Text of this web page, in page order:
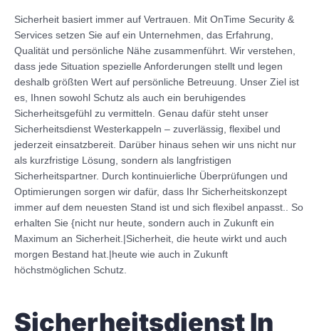
Sicherheit basiert immer auf Vertrauen. Mit OnTime Security &
Services setzen Sie auf ein Unternehmen, das Erfahrung,
Qualität und persönliche Nähe zusammenführt. Wir verstehen,
dass jede Situation spezielle Anforderungen stellt und legen
deshalb größten Wert auf persönliche Betreuung. Unser Ziel ist
es, Ihnen sowohl Schutz als auch ein beruhigendes
Sicherheitsgefühl zu vermitteln. Genau dafür steht unser
Sicherheitsdienst Westerkappeln – zuverlässig, flexibel und
jederzeit einsatzbereit. Darüber hinaus sehen wir uns nicht nur
als kurzfristige Lösung, sondern als langfristigen
Sicherheitspartner. Durch kontinuierliche Überprüfungen und
Optimierungen sorgen wir dafür, dass Ihr Sicherheitskonzept
immer auf dem neuesten Stand ist und sich flexibel anpasst.. So
erhalten Sie {nicht nur heute, sondern auch in Zukunft ein
Maximum an Sicherheit.|Sicherheit, die heute wirkt und auch
morgen Bestand hat.|heute wie auch in Zukunft
höchstmöglichen Schutz.
Sicherheitsdienst In